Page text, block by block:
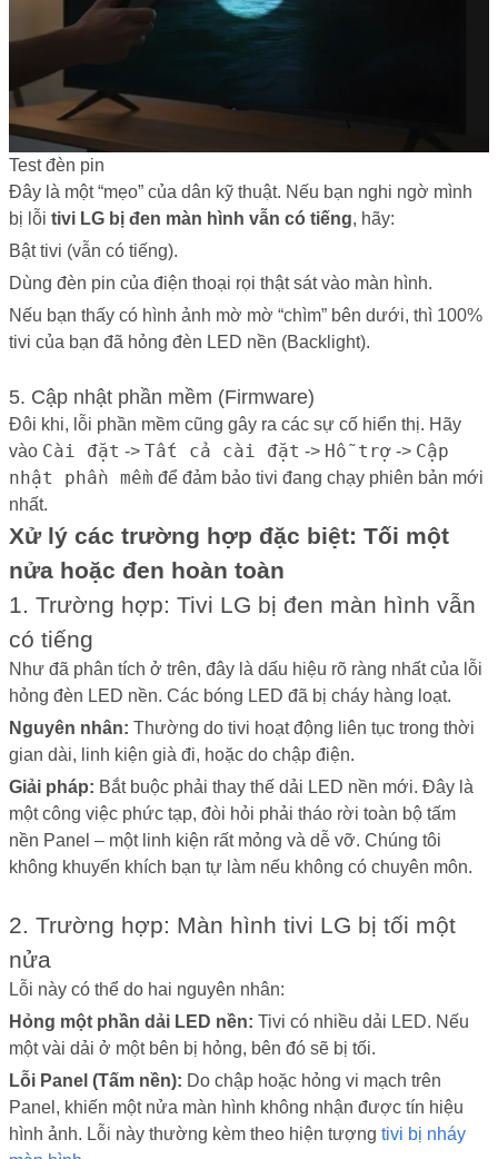
Test đèn pin
Đây là một “mẹo” của dân kỹ thuật. Nếu bạn nghi ngờ mình
bị lỗi tivi LG bị đen màn hình vẫn có tiếng, hãy:
Bật tivi (vẫn có tiếng).
Dùng đèn pin của điện thoại rọi thật sát vào màn hình.
Nếu bạn thấy có hình ảnh mờ mờ “chìm” bên dưới, thì 100%
tivi của bạn đã hỏng đèn LED nền (Backlight).
5. Cập nhật phần mềm (Firmware)
Đôi khi, lỗi phần mềm cũng gây ra các sự cố hiển thị. Hãy
vào Cài đặt -> Tất cả cài đặt -> Hỗ trợ -> Cập
nhật phần mềm để đảm bảo tivi đang chạy phiên bản mới
nhất.
Xử lý các trường hợp đặc biệt: Tối một
nửa hoặc đen hoàn toàn
1. Trường hợp: Tivi LG bị đen màn hình vẫn
có tiếng
Như đã phân tích ở trên, đây là dấu hiệu rõ ràng nhất của lỗi
hỏng đèn LED nền. Các bóng LED đã bị cháy hàng loạt.
Nguyên nhân: Thường do tivi hoạt động liên tục trong thời
gian dài, linh kiện già đi, hoặc do chập điện.
Giải pháp: Bắt buộc phải thay thế dải LED nền mới. Đây là
một công việc phức tạp, đòi hỏi phải tháo rời toàn bộ tấm
nền Panel – một linh kiện rất mỏng và dễ vỡ. Chúng tôi
không khuyến khích bạn tự làm nếu không có chuyên môn.
2. Trường hợp: Màn hình tivi LG bị tối một
nửa
Lỗi này có thể do hai nguyên nhân:
Hỏng một phần dải LED nền: Tivi có nhiều dải LED. Nếu
một vài dải ở một bên bị hỏng, bên đó sẽ bị tối.
Lỗi Panel (Tấm nền): Do chập hoặc hỏng vi mạch trên
Panel, khiến một nửa màn hình không nhận được tín hiệu
hình ảnh. Lỗi này thường kèm theo hiện tượng tivi bị nháy